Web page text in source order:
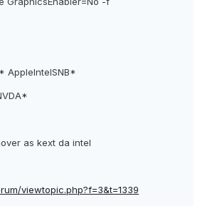
AppleIntelSNB*
as kext da intel
viewtopic.php?f=3&t=1339